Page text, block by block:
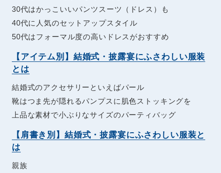
30代はかっこいいパンツスーツ（ドレス）も
40代に人気のセットアップスタイル
50代はフォーマル度の高いドレスがおすすめ
【アイテム別】結婚式・披露宴にふさわしい服装
とは
結婚式のアクセサリーといえばパール
靴はつま先が隠れるパンプスに肌色ストッキングを
上品な素材で小ぶりなサイズのパーティバッグ
【肩書き別】結婚式・披露宴にふさわしい服装と
は
親族